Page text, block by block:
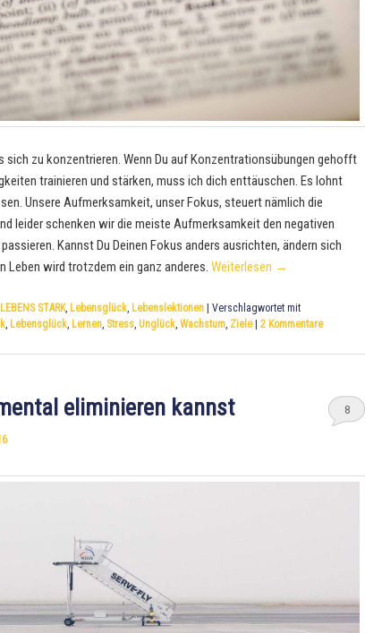
sich zu konzentrieren. Wenn Du auf Konzentrationsübungen gehofft
trainieren und stärken, muss ich dich enttäuschen. Es lohnt
Unsere Aufmerksamkeit, unser Fokus, steuert nämlich die
leider schenken wir die meiste Aufmerksamkeit den negativen
Kannst Du Deinen Fokus anders ausrichten, ändern sich
Leben wird trotzdem ein ganz anderes. Weiterlesen →
LEBENS STARK, Lebensglück, Lebenslektionen | Verschlagwortet mit
, Lebensglück, Lernen, Stress, Unglück, Wachstum, Ziele | 2 Kommentare
eliminieren kannst 8